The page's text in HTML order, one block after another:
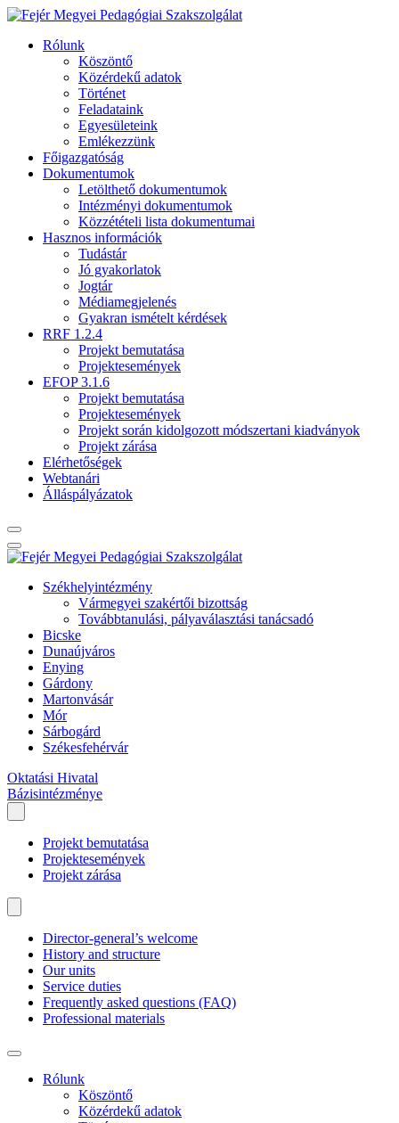
Rólunk
Köszöntő
Közérdekű adatok
Történet
Feladataink
Egyesületeink
Emlékezzünk
Főigazgatóság
Dokumentumok
Letölthető dokumentumok
Intézményi dokumentumok
Közzétételi lista dokumentumai
Hasznos információk
Tudástár
Jó gyakorlatok
Jogtár
Médiamegjelenés
Gyakran ismételt kérdések
RRF 1.2.4
Projekt bemutatása
Projektesemények
EFOP 3.1.6
Projekt bemutatása
Projektesemények
Projekt során kidolgozott módszertani kiadványok
Projekt zárása
Elérhetőségek
Webtanári
Álláspályázatok
Székhelyintézmény
Vármegyei szakértői bizottság
Továbbtanulási, pályaválasztási tanácsadó
Bicske
Dunaújváros
Enying
Gárdony
Martonvásár
Mór
Sárbogárd
Székesfehérvár
Oktatási Hivatal
Bázisintézménye
Projekt bemutatása
Projektesemények
Projekt zárása
Director-general’s welcome
History and structure
Our units
Service duties
Frequently asked questions (FAQ)
Professional materials
Rólunk
Köszöntő
Közérdekű adatok